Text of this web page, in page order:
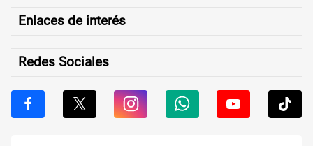
Enlaces de interés
Redes Sociales